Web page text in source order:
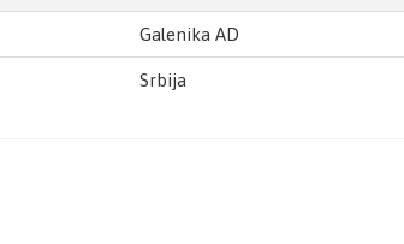
Galenika AD
Srbija